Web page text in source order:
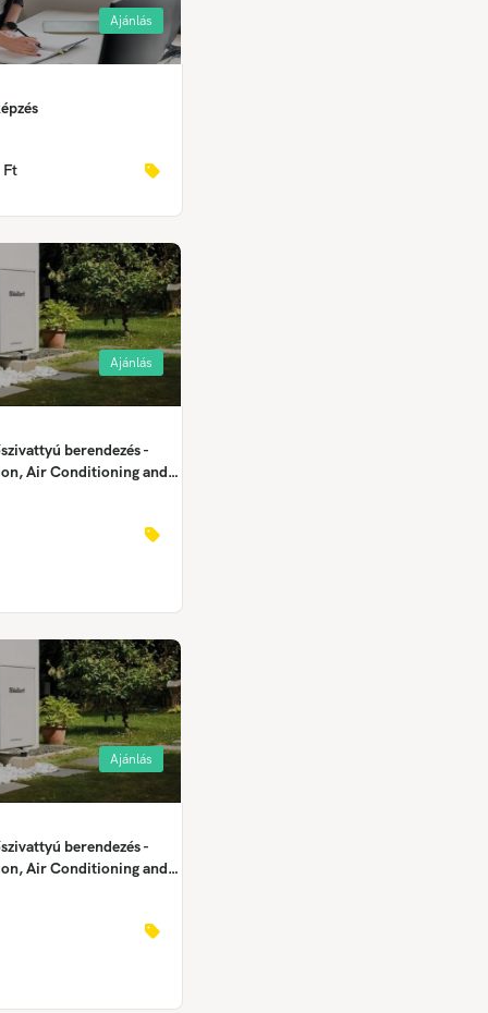
Ajánlás
Ft
Ajánlás
berendezés -
Air Conditioning and
Ajánlás
berendezés -
Air Conditioning and